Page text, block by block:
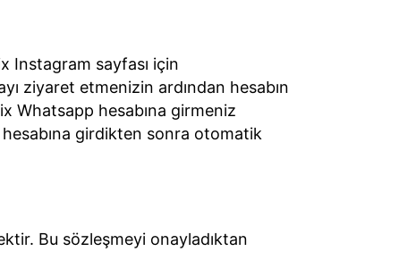
Instagram sayfası için
ziyaret etmenizin ardından hesabın
Whatsapp hesabına girmeniz
hesabına girdikten sonra otomatik
Bu sözleşmeyi onayladıktan